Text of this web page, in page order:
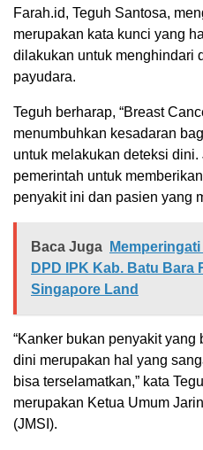
Farah.id, Teguh Santosa,
merupakan kata kunci yang
dilakukan untuk menghindari
payudara.
Teguh berharap, “Breast
menumbuhkan kesadaran
untuk melakukan deteksi
pemerintah untuk
penyakit ini dan pasien yang
Baca Juga
DPD IPK Kab. Batu Bara
Singapore Land
“Kanker bukan penyakit
dini merupakan hal yang
bisa terselamatkan,” kata
merupakan Ketua Umum
(JMSI).